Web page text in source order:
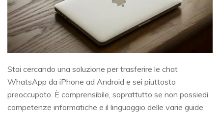
Stai cercando una soluzione per trasferire le chat
WhatsApp da iPhone ad Android e sei piuttosto
preoccupato. È comprensibile, soprattutto se non possiedi
competenze informatiche e il linguaggio delle varie guide